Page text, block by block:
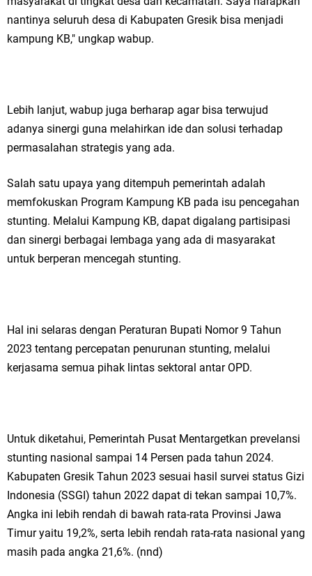
Karang Taruna Gresik Perkuat Ekonomi Lewat Pemanfaatan Gedung C
Islamic Center
Nila Yani Apresiasi Launching Komunitas Gowes dan Pasar Ahad
Jajanan Jadul di Ecopark Randuagung
Takmir Masjid KH Robbach Ma’sum Gelar Penyembelihan Hewan
Qurban dari Bupati & Kepala DPMPTSP Gresik
Kurban untuk Ratusan Warga
Ponpes Himmatul Khoiriyah Gelar Penyembelihan Hewan Qurban dari
Bersolek, Siap Meriahkan HUT Ke 81 RI Kamis, 6 Agustus
nantinya seluruh desa di Kabupaten Gresik bisa menjadi
kampung KB," ungkap wabup.
Lebih lanjut, wabup juga berharap agar bisa terwujud
adanya sinergi guna melahirkan ide dan solusi terhadap
permasalahan strategis yang ada.
Salah satu upaya yang ditempuh pemerintah adalah
memfokuskan Program Kampung KB pada isu pencegahan
stunting. Melalui Kampung KB, dapat digalang partisipasi
dan sinergi berbagai lembaga yang ada di masyarakat
untuk berperan mencegah stunting.
Hal ini selaras dengan Peraturan Bupati Nomor 9 Tahun
2023 tentang percepatan penurunan stunting, melalui
kerjasama semua pihak lintas sektoral antar OPD.
Untuk diketahui, Pemerintah Pusat Mentargetkan prevelansi
stunting nasional sampai 14 Persen pada tahun 2024.
Kabupaten Gresik Tahun 2023 sesuai hasil survei status Gizi
Indonesia (SSGI) tahun 2022 dapat di tekan sampai 10,7%.
Angka ini lebih rendah di bawah rata-rata Provinsi Jawa
Timur yaitu 19,2%, serta lebih rendah rata-rata nasional yang
masih pada angka 21,6%. (nnd)